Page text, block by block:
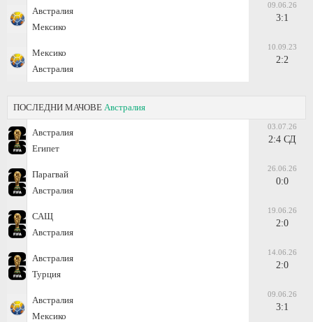
Австралия
Мексико
09.06.26
3:1
Мексико
Австралия
10.09.23
2:2
ПОСЛЕДНИ МАЧОВЕ Австралия
Австралия
Египет
03.07.26
2:4 СД
Парагвай
Австралия
26.06.26
0:0
САЩ
Австралия
19.06.26
2:0
Австралия
Турция
14.06.26
2:0
Австралия
Мексико
09.06.26
3:1